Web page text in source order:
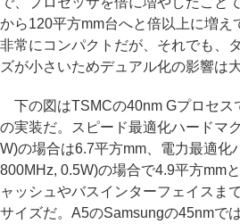
から120平方mm台へと倍以上に増え
非常にコンパクトだが、それでも、
ズが小さいためデュアル化の影響は大
下の図はTSMCの40nm Gプロセス
の実装だ。スピード最適化ハードマ
W)の場合は6.7平方mm、電力最適化
800MHz, 0.5W)の場合で4.9平方mm
ャッシュやバスインターフェイスま
サイズだ。A5のSamsungの45nmで